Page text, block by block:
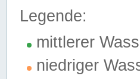
Legende:
mittlerer
niedriger